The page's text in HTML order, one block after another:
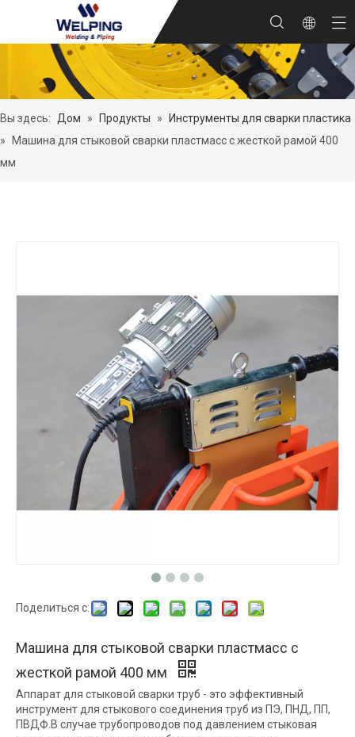
Вы здесь: Дом » Продукты »
Инструменты для сварки пластика
»
Машина для стыковой сварки пластмасс с жесткой рамой 400
мм
Поделиться с:
Машина для стыковой сварки пластмасс с
жесткой рамой 400 мм
Аппарат для стыковой сварки труб - это эффективный
инструмент для стыкового соединения труб из ПЭ, ПНД, ПП,
ПВДФ.В случае трубопроводов под давлением стыковая